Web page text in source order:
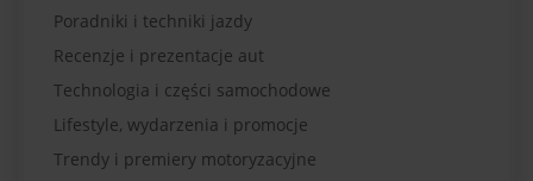
Poradniki i techniki jazdy
Recenzje i prezentacje aut
Technologia i części samochodowe
Lifestyle, wydarzenia i promocje
Trendy i premiery motoryzacyjne